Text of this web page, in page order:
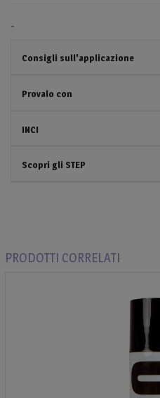
-
Consigli sull'applicazione
Provalo con
INCI
Scopri gli STEP
PRODOTTI CORRELATI